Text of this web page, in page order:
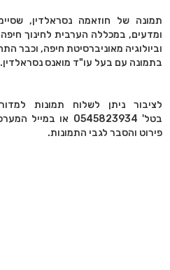
תמונה של חוזאמה נסראלדין,
ומדעים, במכללה הערבית לחינוך
וביולוגיה מאוניברסיטת חיפה, וכבר
בתמונה עם בעל עו"ד מואנס נסראלדין.
לציבור ניתן לשלוח תמונות
פירוט והסבר לגבי התמונות.